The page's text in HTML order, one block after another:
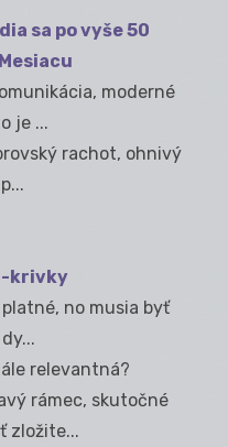
sa po vyše 50
moderné
je ...
rachot, ohnivý
krivky
no musia byť
relevantná?
rámec, skutočné
zložite...